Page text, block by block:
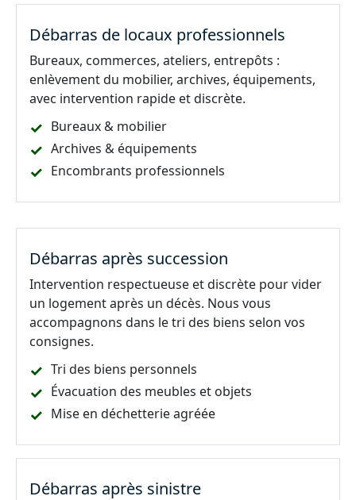
Débarras de locaux professionnels
Bureaux, commerces, ateliers, entrepôts :
enlèvement du mobilier, archives, équipements,
avec intervention rapide et discrète.
Bureaux & mobilier
Archives & équipements
Encombrants professionnels
Débarras après succession
Intervention respectueuse et discrète pour vider
un logement après un décès. Nous vous
accompagnons dans le tri des biens selon vos
consignes.
Tri des biens personnels
Évacuation des meubles et objets
Mise en déchetterie agréée
Débarras après sinistre